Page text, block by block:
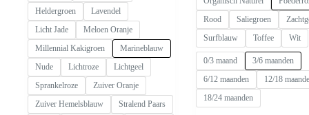
Heldergroen
Lavendel
Licht Jade
Meloen Oranje
Millennial Kakigroen
Marineblauw
Nude
Lichtroze
Lichtgeel
Sprankelroze
Zuiver Oranje
Zuiver Hemelsblauw
Stralend Paars
Rood
Saliegroen
Surfblauw
Toffee Wit
0/3 maand
3/6 maanden
6/12 maanden
12/18
18/24 maanden